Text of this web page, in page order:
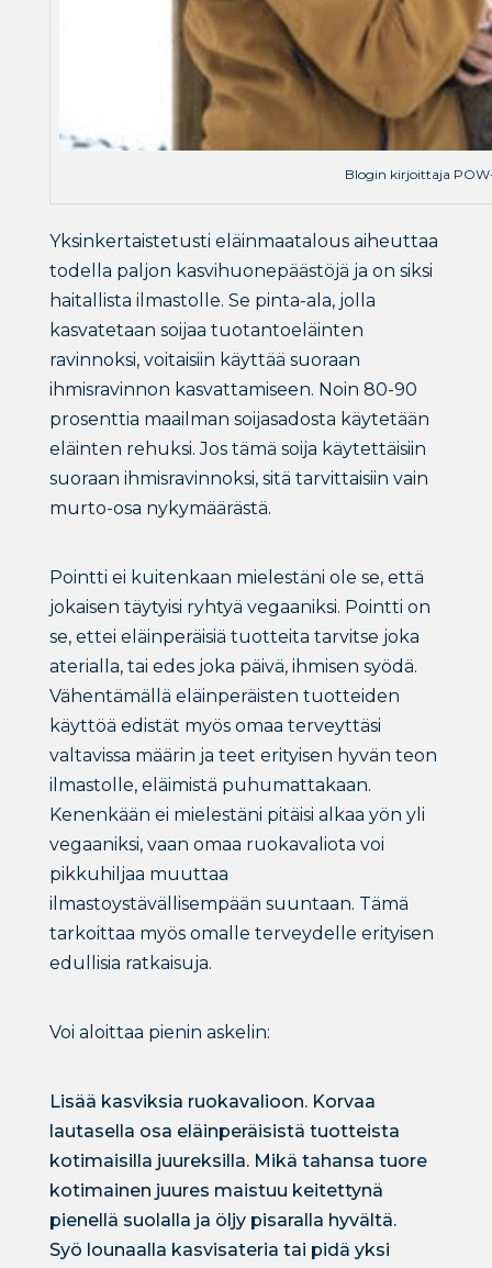
Blogin kirjoittaja
Yksinkertaistetusti eläinmaatalous aiheuttaa
todella paljon kasvihuonepäästöjä ja on siksi
haitallista ilmastolle. Se pinta-ala, jolla
kasvatetaan soijaa tuotantoeläinten
ravinnoksi, voitaisiin käyttää suoraan
ihmisravinnon kasvattamiseen. Noin 80-90
prosenttia maailman soijasadosta käytetään
eläinten rehuksi. Jos tämä soija käytettäisiin
suoraan ihmisravinnoksi, sitä tarvittaisiin vain
murto-osa nykymäärästä.
Pointti ei kuitenkaan mielestäni ole se, että
jokaisen täytyisi ryhtyä vegaaniksi. Pointti on
se, ettei eläinperäisiä tuotteita tarvitse joka
aterialla, tai edes joka päivä, ihmisen syödä.
Vähentämällä eläinperäisten tuotteiden
käyttöä edistät myös omaa terveyttäsi
valtavissa määrin ja teet erityisen hyvän teon
ilmastolle, eläimistä puhumattakaan.
Kenenkään ei mielestäni pitäisi alkaa yön yli
vegaaniksi, vaan omaa ruokavaliota voi
pikkuhiljaa muuttaa
ilmastoystävällisempään suuntaan. Tämä
tarkoittaa myös omalle terveydelle erityisen
edullisia ratkaisuja.
Voi aloittaa pienin askelin:
Lisää kasviksia ruokavalioon. Korvaa
lautasella osa eläinperäisistä tuotteista
kotimaisilla juureksilla. Mikä tahansa tuore
kotimainen juures maistuu keitettynä
pienellä suolalla ja öljy pisaralla hyvältä.
Syö lounaalla kasvisateria tai pidä yksi